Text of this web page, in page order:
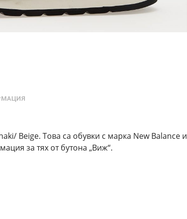
Beige. Това са обувки с марка New Balance и
за тях от бутона „Виж“.